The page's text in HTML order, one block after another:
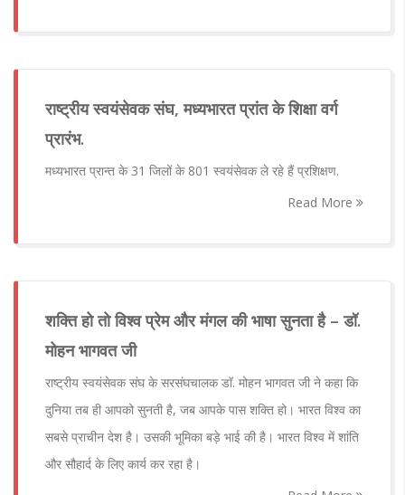
राष्ट्रीय स्वयंसेवक संघ, मध्यभारत प्रांत के शिक्षा वर्ग
प्रारंभ.
मध्यभारत प्रान्त के 31 जिलों के 801 स्वयंसेवक ले रहे हैं प्रशिक्षण.
Read More
शक्ति हो तो विश्व प्रेम और मंगल की भाषा सुनता है – डॉ.
मोहन भागवत जी
राष्ट्रीय स्वयंसेवक संघ के सरसंघचालक डॉ. मोहन भागवत जी ने कहा कि
दुनिया तब ही आपको सुनती है, जब आपके पास शक्ति हो। भारत विश्व का
सबसे प्राचीन देश है। उसकी भूमिका बड़े भाई की है। भारत विश्व में शांति
और सौहार्द के लिए कार्य कर रहा है।